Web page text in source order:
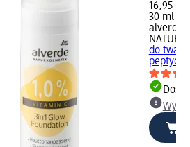
16,95 zł
30 ml
alverde
do